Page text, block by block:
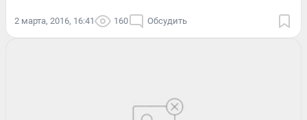
2 марта, 2016, 16:41 160 Обсудить